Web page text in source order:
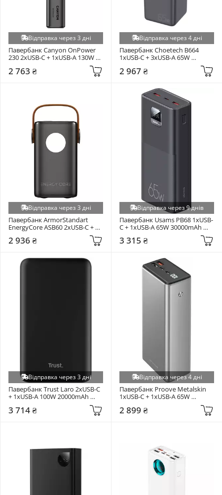
Відправка через 3 дні
Павербанк Canyon OnPower
230 2xUSB-C + 1xUSB-A 130W
2 763 ₴
Відправка через 4 дні
Павербанк Choetech B664
1xUSB-C + 3xUSB-A 65W
2 967 ₴
Відправка через 3 дні
Павербанк ArmorStandart
EnergyCore ASB60 2xUSB-C +
3xUSB-A 100W 60000mAh Black
2 936 ₴
Відправка через 9 днів
Павербанк Usams PB68 1xUSB-
C + 1xUSB-A 65W 30000mAh
3 315 ₴
Відправка через 3 дні
Павербанк Trust Laro 2xUSB-C
+ 1xUSB-A 100W 20000mAh
3 714 ₴
Відправка через 4 дні
Павербанк Proove Metalskin
1xUSB-C + 1xUSB-A 65W
(PBM365210004)
2 899 ₴